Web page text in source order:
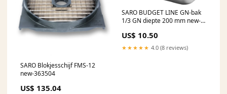
SARO Blokjesschijf FMS-12
new-363504
US$ 135.04
SARO BUDGET LINE GN-bak
1/3 GN diepte 200 mm new-
US$ 10.50
★★★★★ 4.0 (8 reviews)